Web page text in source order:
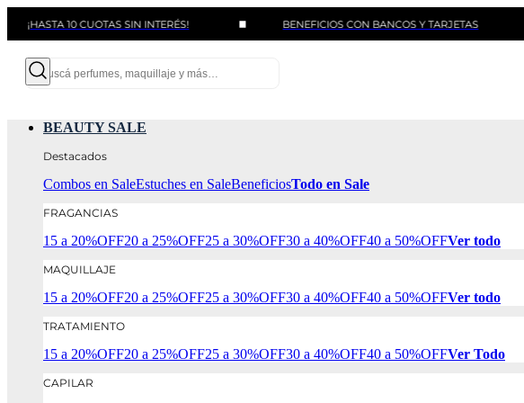
10 CUOTAS SIN INTERÉS! BENEFICIOS CON BANCOS Y TARJETAS
BEAUTY SALE
Destacados
Combos en SaleEstuches en SaleBeneficiosTodo en Sale
FRAGANCIAS
15 a 20%OFF20 a 25%OFF25 a 30%OFF30 a 40%OFF40 a 50%OFFVer todo
MAQUILLAJE
15 a 20%OFF20 a 25%OFF25 a 30%OFF30 a 40%OFF40 a 50%OFFVer todo
TRATAMIENTO
15 a 20%OFF20 a 25%OFF25 a 30%OFF30 a 40%OFF40 a 50%OFFVer Todo
CAPILAR